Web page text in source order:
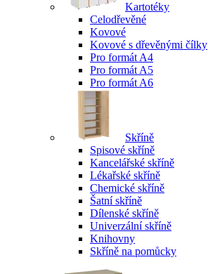
Kartotéky
Celodřevěné
Kovové
Kovové s dřevěnými čílky
Pro formát A4
Pro formát A5
Pro formát A6
Skříně
Spisové skříně
Kancelářské skříně
Lékařské skříně
Chemické skříně
Šatní skříně
Dílenské skříně
Univerzální skříně
Knihovny
Skříně na pomůcky